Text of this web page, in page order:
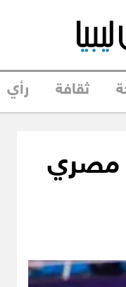
ثقافة رأي
مصري